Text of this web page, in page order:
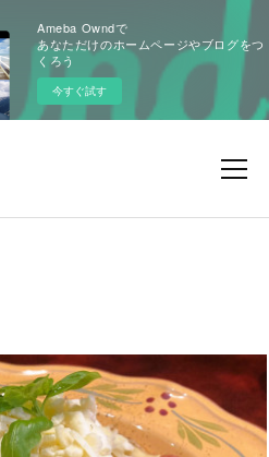
Ameba Owndで
あなただけのホームページやブログをつ
くろう
今すぐ試す